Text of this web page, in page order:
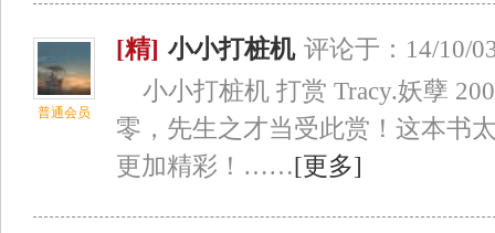
普通会员
[精] 小小打桩机 评论于：14/10/
小小打桩机 打赏 Tracy.妖孽
零，先生之才当受此赏！这本书
更加精彩！……[更多]